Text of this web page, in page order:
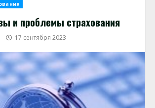
и проблемы страхования
17 сентября 2023